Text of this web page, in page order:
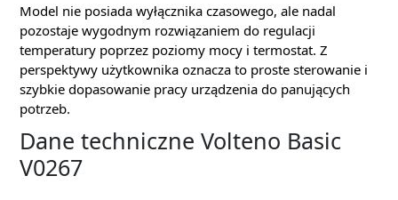
Model nie posiada wyłącznika czasowego, ale nadal
pozostaje wygodnym rozwiązaniem do regulacji
temperatury poprzez poziomy mocy i termostat. Z
perspektywy użytkownika oznacza to proste sterowanie i
szybkie dopasowanie pracy urządzenia do panujących
potrzeb.
Dane techniczne Volteno Basic
V0267